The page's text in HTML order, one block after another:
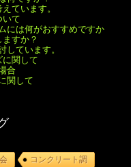
ています。
いて
には何がおすすめですか
すか？
しています。
に関して
合
関して
コンクリート調